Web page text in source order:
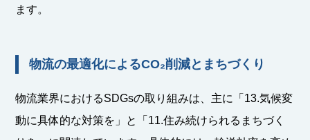
ます。
物流の最適化によるCO₂削減とまちづくり
物流業界におけるSDGsの取り組みは、主に「13.気候変
動に具体的な対策を」と「11.住み続けられるまちづく